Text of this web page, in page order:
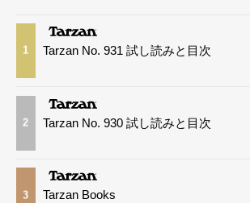
1 Tarzan No. 931 試し読みと目次
2 Tarzan No. 930 試し読みと目次
3 Tarzan Books